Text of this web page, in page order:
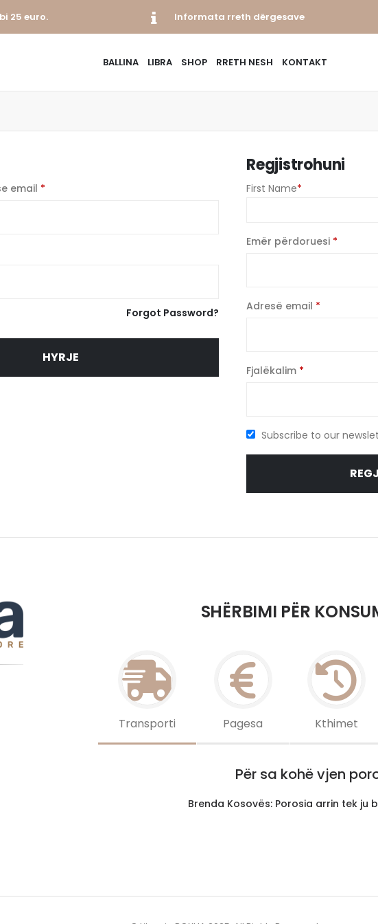
25 euro. Informata rreth dërgesave
BALLINA LIBRA SHOP RRETH NESH KONTAKT
email *
Forgot Password?
HYRJE
Regjistrohuni
First Name*
Emër përdoruesi *
Adresë email *
Fjalëkalim *
Subscribe to our
SHËRBIMI PËR
Transporti Pagesa Kthimet
Për sa kohë vjen
Brenda Kosovës: Porosia arrin tek ju